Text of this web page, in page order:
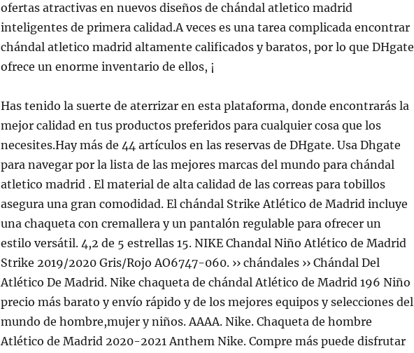
ofertas atractivas en nuevos diseños de chándal atletico madrid
inteligentes de primera calidad.A veces es una tarea complicada encontrar
chándal atletico madrid altamente calificados y baratos, por lo que DHgate
ofrece un enorme inventario de ellos, ¡
Has tenido la suerte de aterrizar en esta plataforma, donde encontrarás la
mejor calidad en tus productos preferidos para cualquier cosa que los
necesites.Hay más de 44 artículos en las reservas de DHgate. Usa Dhgate
para navegar por la lista de las mejores marcas del mundo para chándal
atletico madrid . El material de alta calidad de las correas para tobillos
asegura una gran comodidad. El chándal Strike Atlético de Madrid incluye
una chaqueta con cremallera y un pantalón regulable para ofrecer un
estilo versátil. 4,2 de 5 estrellas 15. NIKE Chandal Niño Atlético de Madrid
Strike 2019/2020 Gris/Rojo AO6747-060. ›› chándales ›› Chándal Del
Atlético De Madrid. Nike chaqueta de chándal Atlético de Madrid 196 Niño
precio más barato y envío rápido y de los mejores equipos y selecciones del
mundo de hombre,mujer y niños. AAAA. Nike. Chaqueta de hombre
Atlético de Madrid 2020-2021 Anthem Nike. Compre más puede disfrutar